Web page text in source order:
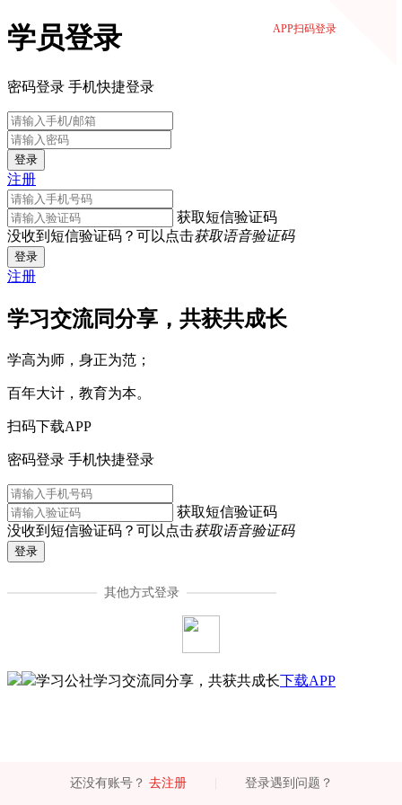
学员登录
密码登录 手机快捷登录
登录
注册
获取短信验证码
没收到短信验证码？可以点击获取语音验证码
登录
注册
学习交流同分享，共获共成长
学高为师，身正为范；
百年大计，教育为本。
扫码下载APP
APP扫码登录
密码登录 手机快捷登录
获取短信验证码
没收到短信验证码？可以点击获取语音验证码
登录
其他方式登录
还没有账号？ 去注册 登录遇到问题？
学习公社学习交流同分享，共获共成长下载APP